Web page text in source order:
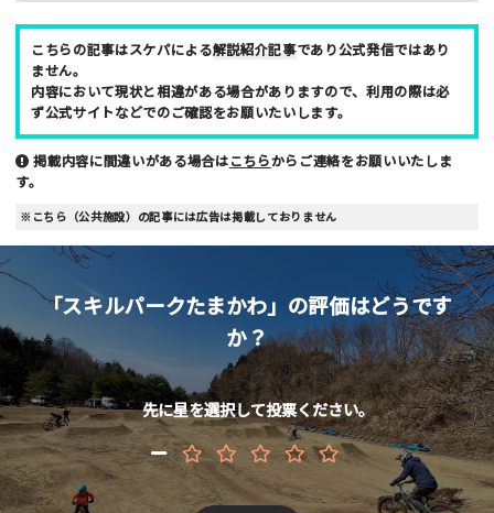
性別
男性
女性
年齢
10代
20代 30代 40代
お名前 （非公開/任意）
メールアドレス （非公開/任意）
当サイトへメッセージなどございましたら
こちらの記事はスケパによる解説紹介記事であり公式発信ではあり
ません。
内容において現状と相違がある場合がありますので、利用の際は必
ず公式サイトなどでのご確認をお願いたいします。
掲載内容に間違いがある場合はこちらからご連絡をお願いいたしま
す。
※こちら（公共施設）の記事には広告は掲載しておりません
「スキルパークたまかわ」の評価はどうです
か？
先に星を選択して投票ください。